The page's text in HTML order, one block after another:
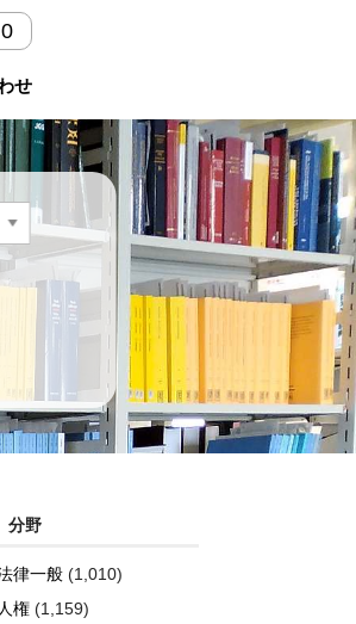
0
せ
分野
律一般 (1,010)
人権 (1,159)